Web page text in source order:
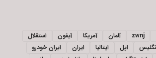
zwnj آلمان آمریکا آیفون
استقلال
اپل ایتالیا ایران
ایران خودرو